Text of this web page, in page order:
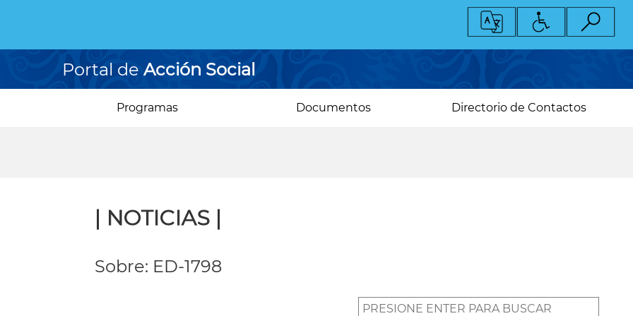
Portal de Acción Social
Programas Documentos Directorio de Contactos
| NOTICIAS |
Sobre: ED-1798